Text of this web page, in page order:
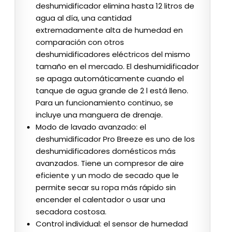
deshumidificador elimina hasta 12 litros de
agua al día, una cantidad
extremadamente alta de humedad en
comparación con otros
deshumidificadores eléctricos del mismo
tamaño en el mercado. El deshumidificador
se apaga automáticamente cuando el
tanque de agua grande de 2 l está lleno.
Para un funcionamiento continuo, se
incluye una manguera de drenaje.
Modo de lavado avanzado: el
deshumidificador Pro Breeze es uno de los
deshumidificadores domésticos más
avanzados. Tiene un compresor de aire
eficiente y un modo de secado que le
permite secar su ropa más rápido sin
encender el calentador o usar una
secadora costosa.
Control individual: el sensor de humedad